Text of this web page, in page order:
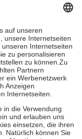
in Höhe von zehn
als die tatsächlichen
Apotheken.
beträgt die
Euro je
eigene Gesundheit zu
zu unterstützen,
18. Lebensjahr